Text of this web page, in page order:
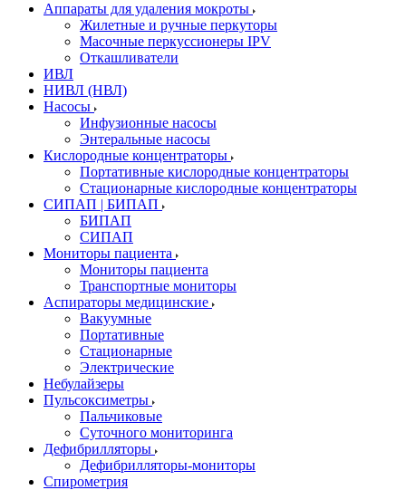
Аппараты для удаления мокроты
Жилетные и ручные перкуторы
Масочные перкуссионеры IPV
Откашливатели
ИВЛ
НИВЛ (НВЛ)
Насосы
Инфузионные насосы
Энтеральные насосы
Кислородные концентраторы
Портативные кислородные концентраторы
Стационарные кислородные концентраторы
СИПАП | БИПАП
БИПАП
СИПАП
Мониторы пациента
Мониторы пациента
Транспортные мониторы
Аспираторы медицинские
Вакуумные
Портативные
Стационарные
Электрические
Небулайзеры
Пульсоксиметры
Пальчиковые
Суточного мониторинга
Дефибрилляторы
Дефибрилляторы-мониторы
Спирометрия